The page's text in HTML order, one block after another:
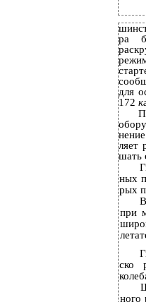
ра­
для
172
ляет
шать
ных
рых
при
ско­
ного